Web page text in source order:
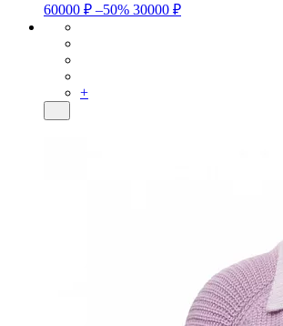
60000 ₽ –50% 30000 ₽
+